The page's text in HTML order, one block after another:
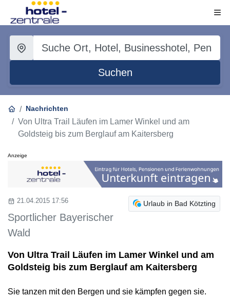
Suchen
Nachrichten
Von Ultra Trail Läufen im Lamer Winkel und am
Goldsteig bis zum Berglauf am Kaitersberg
Anzeige
Urlaub in Bad Kötzting
21.04.2015 17:56
Sportlicher Bayerischer
Wald
Von Ultra Trail Läufen im Lamer Winkel und am
Goldsteig bis zum Berglauf am Kaitersberg
Sie tanzen mit den Bergen und sie kämpfen gegen sie.